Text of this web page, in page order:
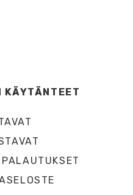
KÄYTÄNTEET